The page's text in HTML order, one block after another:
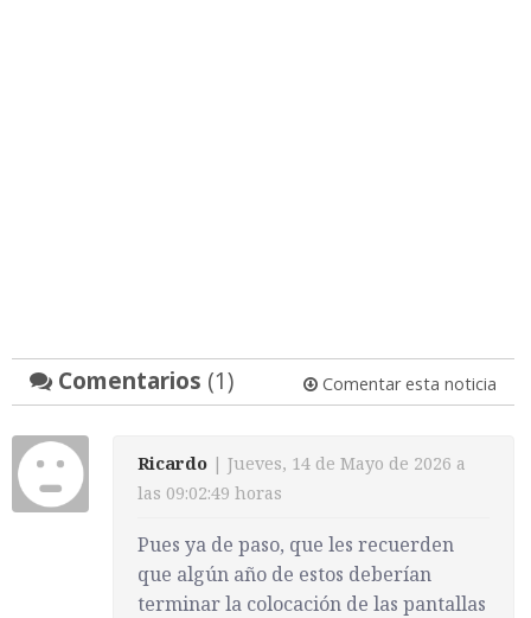
Comentarios (1) Comentar esta noticia
Ricardo | Jueves, 14 de Mayo de 2026 a
las 09:02:49 horas
Pues ya de paso, que les recuerden
que algún año de estos deberían
terminar la colocación de las pantallas